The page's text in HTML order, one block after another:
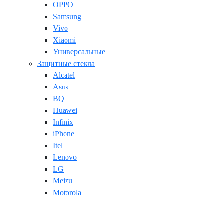
OPPO
Samsung
Vivo
Xiaomi
Универсальные
Защитные стекла
Alcatel
Asus
BQ
Huawei
Infinix
iPhone
Itel
Lenovo
LG
Meizu
Motorola